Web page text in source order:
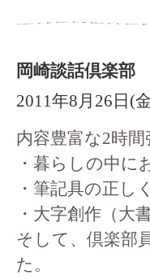
岡崎談話倶楽部
2011年8月26日(
内容豊富な2時間
・暮らしの中に
・筆記具の正し
・大字創作（大
そして、倶楽部
た。